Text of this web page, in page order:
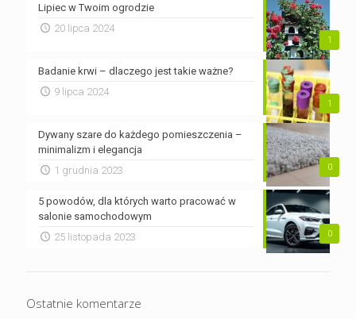
1
Lipiec w Twoim ogrodzie
20 lipca 2024
1
Badanie krwi – dlaczego jest takie ważne?
9 lipca 2024
0
Dywany szare do każdego pomieszczenia –
minimalizm i elegancja
1 grudnia 2023
0
5 powodów, dla których warto pracować w
salonie samochodowym
25 listopada 2023
Ostatnie komentarze